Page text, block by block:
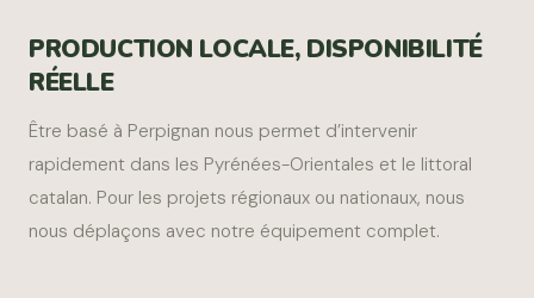
PRODUCTION LOCALE, DISPONIBILITÉ
RÉELLE
Être basé à Perpignan nous permet d’intervenir
rapidement dans les Pyrénées-Orientales et le littoral
catalan. Pour les projets régionaux ou nationaux, nous
nous déplaçons avec notre équipement complet.